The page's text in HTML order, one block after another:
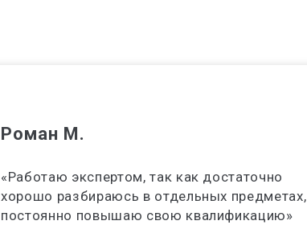
Роман М.
«Работаю экспертом, так как достаточно
хорошо разбираюсь в отдельных предметах,
постоянно повышаю свою квалификацию»